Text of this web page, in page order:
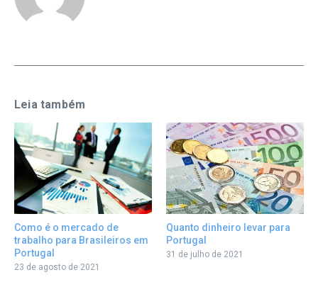
Leia também
Como é o mercado de
trabalho para Brasileiros em
Portugal
23 de agosto de 2021
Quanto dinheiro levar para
Portugal
31 de julho de 2021